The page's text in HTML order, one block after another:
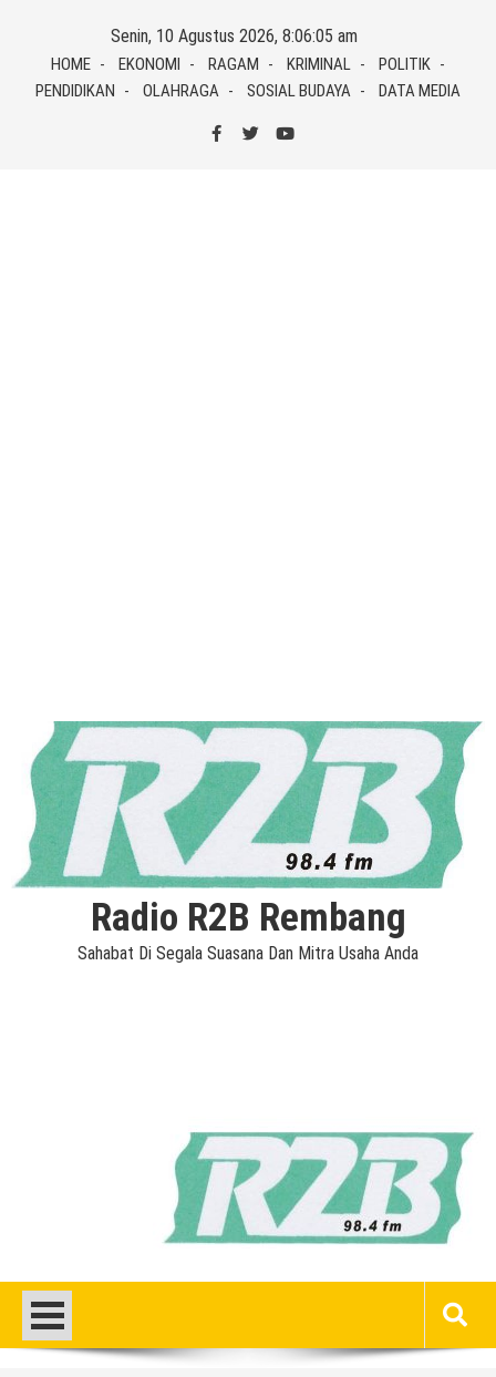
content
Senin, 10 Agustus 2026, 8:06:05 am
HOME EKONOMI RAGAM KRIMINAL
POLITIK
PENDIDIKAN
OLAHRAGA SOSIAL BUDAYA DATA MEDIA
Radio R2B Rembang
Sahabat Di Segala Suasana Dan Mitra Usaha Anda